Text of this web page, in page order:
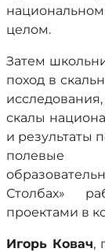
целом.
Затем
поход в
скалы
и результаты
полевые
Столбах»
проектами в
Игорь Ковач,